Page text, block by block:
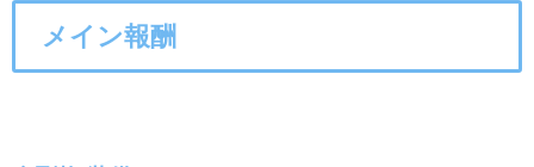
メイン報酬